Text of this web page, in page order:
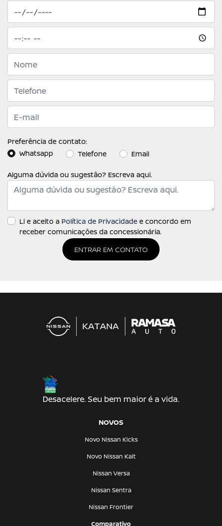
Preferência de contato:
Whatsapp
Telefone Email
Alguma dúvida ou sugestão? Escreva aqui.
Li e aceito a Política de Privacidade e concordo em
receber comunicações da concessionária.
ENTRAR EM CONTATO
Desacelere. Seu bem maior é a vida.
NOVOS
Novo Nissan Kicks
Novo Nissan Kait
Nissan Versa
Nissan Sentra
Nissan Frontier
Comparativo